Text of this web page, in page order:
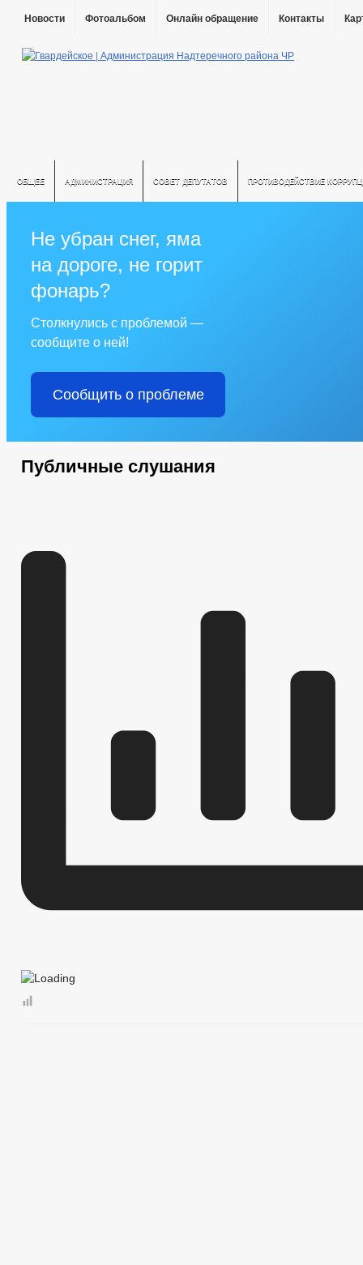
Новости Фотоальбом Онлайн обращение Контакты
ОБЩЕЕ АДМИНИСТРАЦИЯ СОВЕТ ДЕПУТАТОВ ПРОТИВОДЕЙСТВИЕ
Не убран снег, яма
на дороге, не горит
фонарь?
Столкнулись с проблемой —
сообщите о ней!
Сообщить о проблеме
Публичные слушания